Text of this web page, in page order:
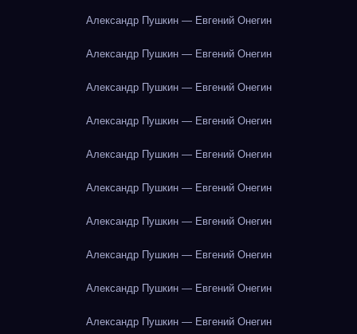
Александр Пушкин — Евгений Онегин
Александр Пушкин — Евгений Онегин
Александр Пушкин — Евгений Онегин
Александр Пушкин — Евгений Онегин
Александр Пушкин — Евгений Онегин
Александр Пушкин — Евгений Онегин
Александр Пушкин — Евгений Онегин
Александр Пушкин — Евгений Онегин
Александр Пушкин — Евгений Онегин
Александр Пушкин — Евгений Онегин